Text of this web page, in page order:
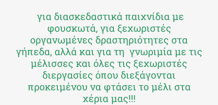
για διασκεδαστικά παιχνίδια με
φουσκωτά, για ξεχωριστές
οργανωμένες δραστηριότητες στα
γήπεδα, αλλά και για τη γνωριμία με τις
μέλισσες και όλες τις ξεχωριστές
διεργασίες όπου διεξάγονται
προκειμένου να φτάσει το μέλι στα
χέρια μας!!!